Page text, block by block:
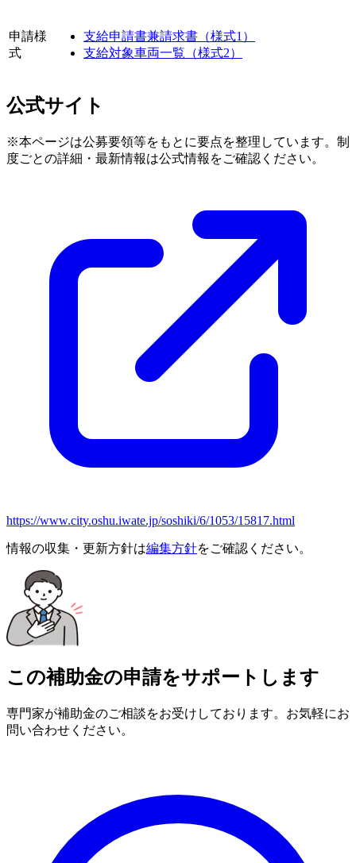
申請様
式
支給申請書兼請求書（様式1）
支給対象車両一覧（様式2）
公式サイト
※本ページは公募要領等をもとに要点を整理しています。制
度ごとの詳細・最新情報は公式情報をご確認ください。
https://www.city.oshu.iwate.jp/soshiki/6/1053/15817.html
情報の収集・更新方針は編集方針をご確認ください。
この補助金の申請をサポートします
専門家が補助金のご相談をお受けしております。お気軽にお
問い合わせください。